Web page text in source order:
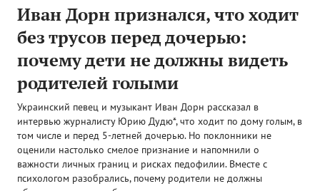
Иван Дорн признался, что ходит
без трусов перед дочерью:
почему дети не должны видеть
родителей голыми
Украинский певец и музыкант Иван Дорн рассказал в
интервью журналисту Юрию Дудю*, что ходит по дому голым, в
том числе и перед 5-летней дочерью. Но поклонники не
оценили настолько смелое признание и напомнили о
важности личных границ и рисках педофилии. Вместе с
психологом разобрались, почему родители не должны